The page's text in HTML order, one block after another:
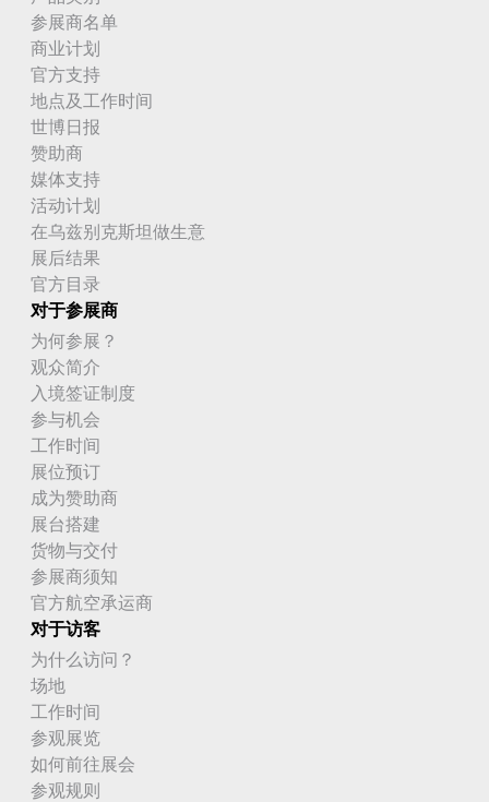
参展商名单
商业计划
官方支持
地点及工作时间
世博日报
赞助商
媒体支持
活动计划
在乌兹别克斯坦做生意
展后结果
官方目录
对于参展商
为何参展？
观众简介
入境签证制度
参与机会
工作时间
展位预订
成为赞助商
展台搭建
货物与交付
参展商须知
官方航空承运商
对于访客
为什么访问？
场地
工作时间
参观展览
如何前往展会
参观规则